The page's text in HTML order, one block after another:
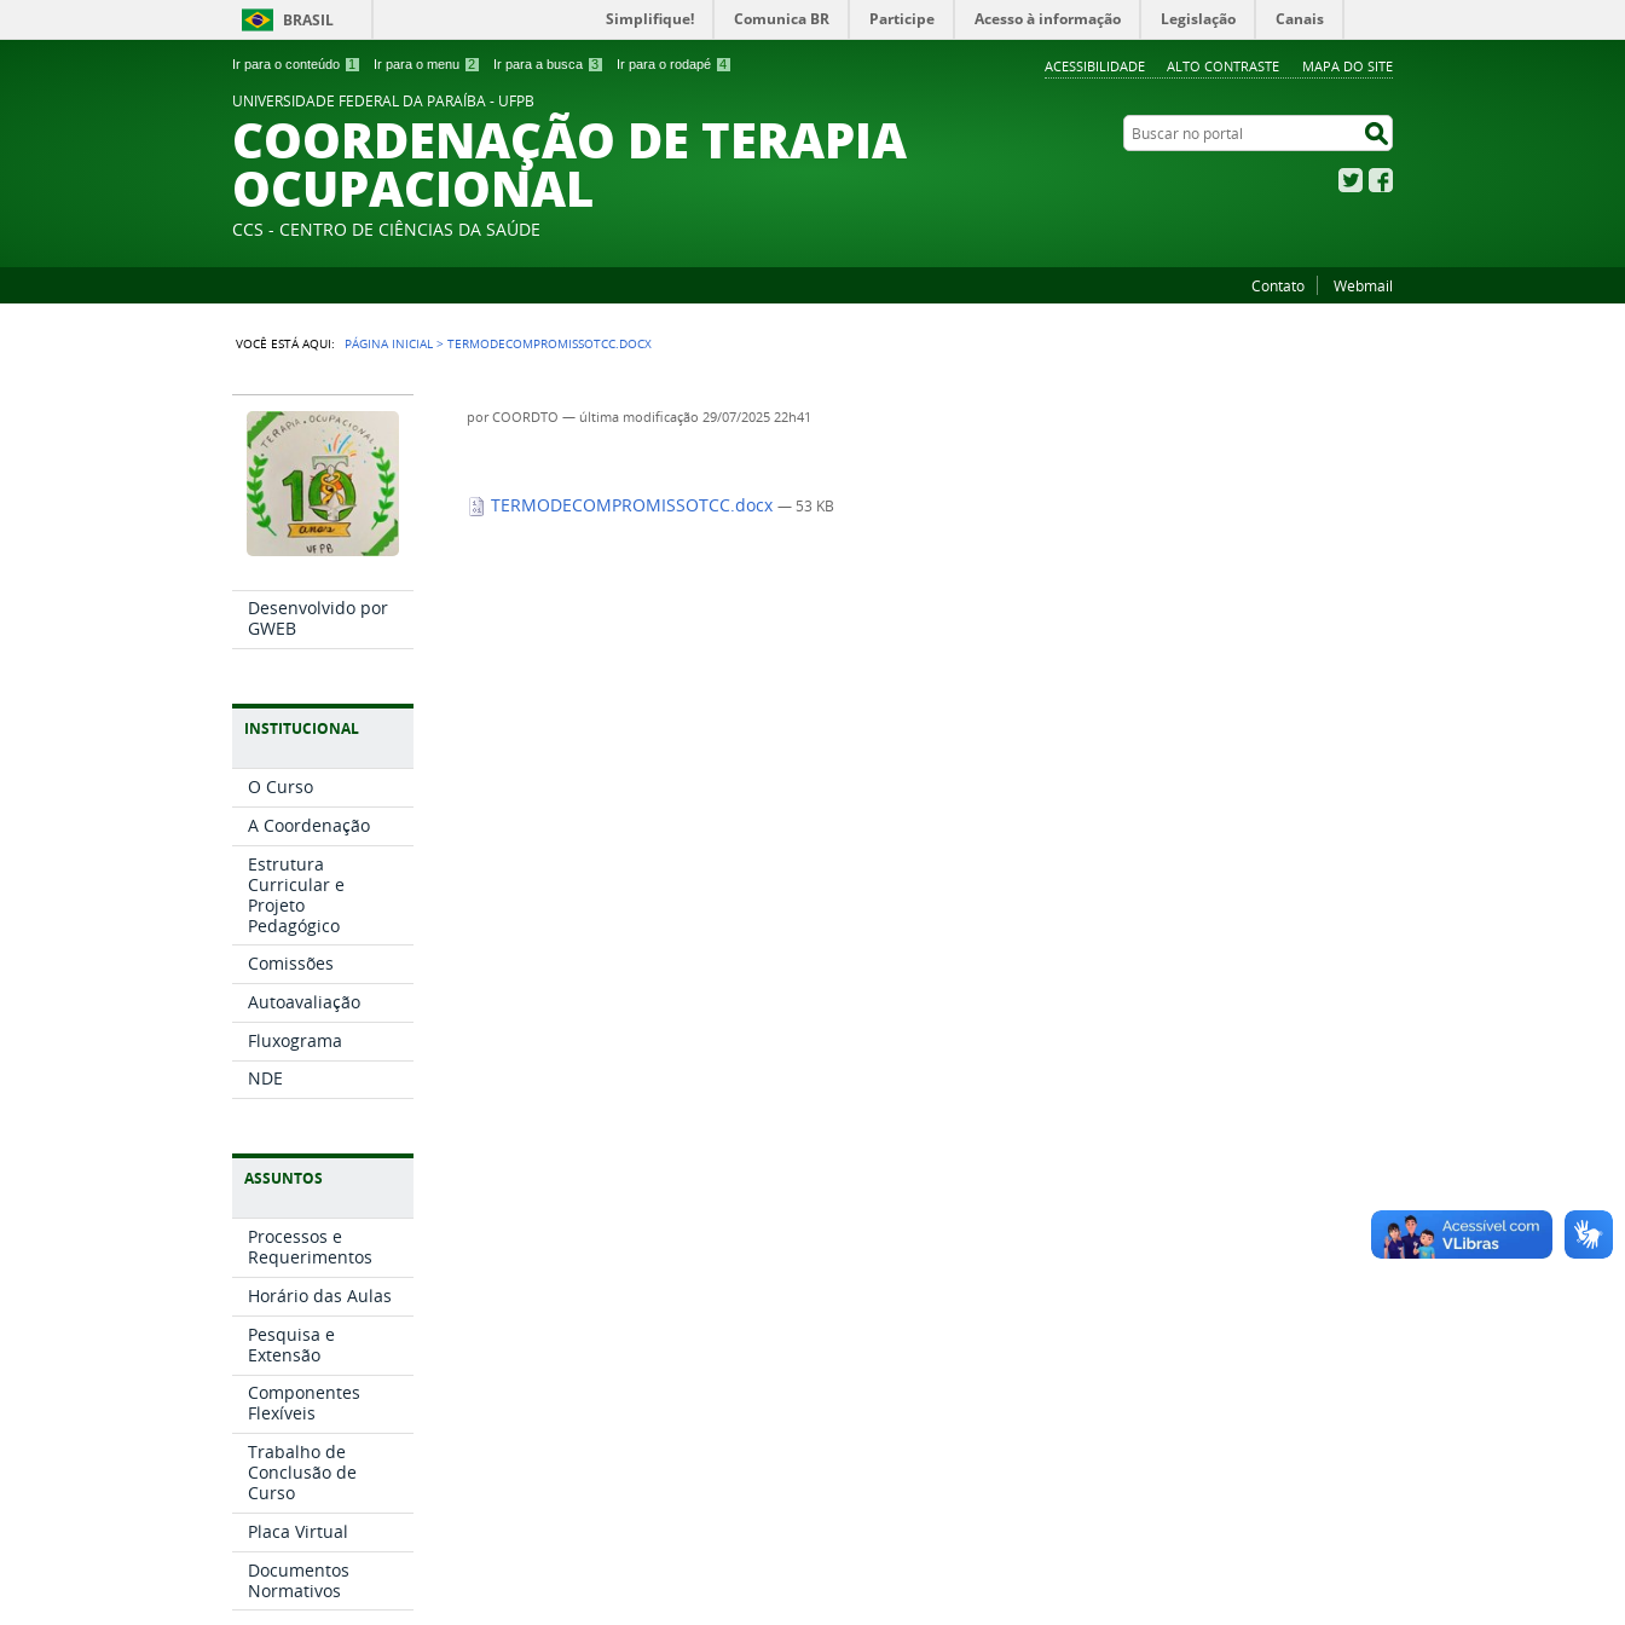
Ir para o conteúdo 1 Ir para o menu 2 Ir para a busca 3 Ir para o rodapé 4 ACESSIBILIDADE ALTO CONTRASTE MAPA DO SITE
BRASIL Simplifique! Comunica BR Participe Acesso à informação Legislação Canais
UNIVERSIDADE FEDERAL DA PARAÍBA - UFPB
COORDENAÇÃO DE TERAPIA
OCUPACIONAL
CCS - CENTRO DE CIÊNCIAS DA SAÚDE
Buscar no portal
Twitter
Contato Webmail
VOCÊ ESTÁ AQUI: PÁGINA INICIAL >TERMODECOMPROMISSOTCC.DOCX
Desenvolvido por
GWEB
INSTITUCIONAL
O Curso
A Coordenação
Estrutura
Curricular e
Projeto
Pedagógico
Comissões
Autoavaliação
Fluxograma
NDE
ASSUNTOS
Processos e
Requerimentos
Horário das Aulas
Pesquisa e
Extensão
Componentes
Flexíveis
Trabalho de
Conclusão de
Curso
Placa Virtual
Documentos
Normativos
porCOORDTO — última modificação 29/07/2025 22h41
TERMODECOMPROMISSOTCC.docx— 53 KB